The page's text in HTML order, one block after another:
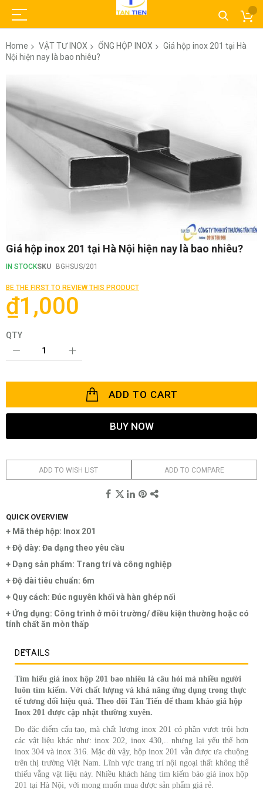
Home VẬT TƯ INOX ỐNG HỘP INOX
Giá hộp inox 201 tại Hà
Nội hiện nay là bao nhiêu?
to
end
of
images
gallery
Skip
the
of
the
images
gallery
Giá hộp inox 201 tại Hà Nội hiện nay là bao nhiêu?
IN STOCKSKU BGHSUS/201
BE THE FIRST TO REVIEW THIS PRODUCT
₫1,000
QTY
ADD TO CART
BUY NOW
ADD TO WISH LIST ADD TO COMPARE
QUICK OVERVIEW
+ Mã thép hộp: Inox 201
+ Độ dày: Đa dạng theo yêu cầu
+ Dạng sản phẩm: Trang trí và công nghiệp
+ Độ dài tiêu chuẩn: 6m
+ Quy cách: Đúc nguyên khối và hàn ghép nối
+ Ứng dụng: Công trình ở môi trường/ điều kiện thường hoặc có
tính chất ăn mòn thấp
DETAILS
Tìm hiểu giá inox hộp 201 bao nhiêu là câu hỏi mà nhiều người
luôn tìm kiếm. Với chất lượng và khả năng ứng dụng trong thực
tế tương đối hiệu quả. Theo dõi Tân Tiến để tham khảo giá hộp
Inox 201 được cập nhật thường xuyên.
Do đặc điểm cấu tạo, mà chất lượng inox 201 có phần vượt trội hơn
các vật liệu khác như: inox 202, inox 430,.. nhưng lại yếu thế hơn
inox 304 và inox 316. Mặc dù vậy, hộp inox 201 vẫn được ưa chuộng
trên thị trường Việt Nam. Lĩnh vực trang trí nội ngoại thất không thể
thiếu vắng vật liệu này. Nhiều khách hàng tìm kiếm báo giá inox hộp
201 tại Hà Nội, với mong muốn mua được sản phẩm giá rẻ.